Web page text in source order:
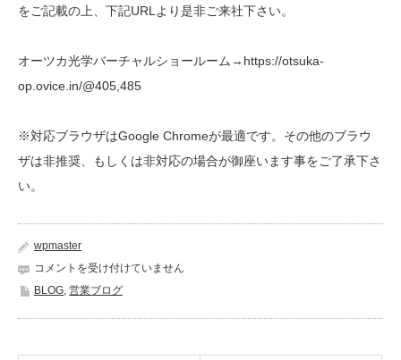
をご記載の上、下記URLより是非ご来社下さい。
オーツカ光学バーチャルショールーム→https://otsuka-
op.ovice.in/@405,485
※対応ブラウザはGoogle Chromeが最適です。その他のブラウ
ザは非推奨、もしくは非対応の場合が御座います事をご了承下さ
い。
wpmaster
【お
知
せ】
ー
コメントを受け付けていません
BLOG, 営業ブログ